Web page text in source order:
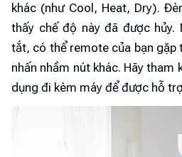
khác (như Cool, Heat, Dry).
thấy chế độ này đã được hủy.
tắt, có thể remote của bạn gặp
nhấn nhầm nút khác. Hãy tham
dụng đi kèm máy để được hỗ